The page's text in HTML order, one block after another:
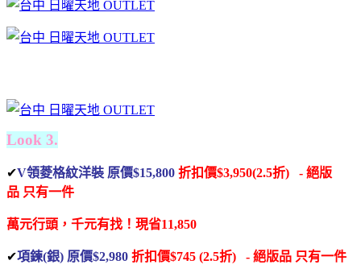
Look 3.
✔V領菱格紋洋裝 原價$15,800 折扣價$3,950(2.5折) - 絕版
品 只有一件
萬元行頭，千元有找！ 現省11,850
✔項鍊(銀) 原價$2,980 折扣價$745 (2.5折) - 絕版品 只有一件